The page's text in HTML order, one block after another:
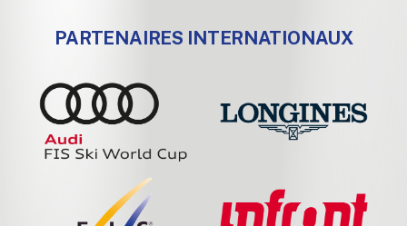
PARTENAIRES INTERNATIONAUX